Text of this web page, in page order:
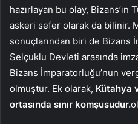
hazırlayan bu olay,
askeri sefer olarak da bilinir.
sonuçlarından biri de Bizans
Selçuklu Devleti arasında
Bizans İmparatorluğu’nun
olmuştur. Ek olarak, Kütahya
ortasında sınır komşusudur.